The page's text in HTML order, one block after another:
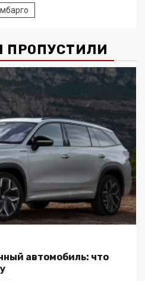
ПРОПУСТИЛИ
автомобиль: что